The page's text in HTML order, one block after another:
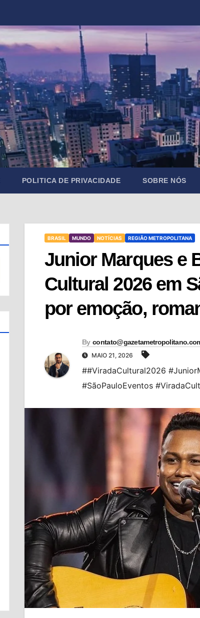
POLITICA DE PRIVACIDADE SOBRE NÓS
BRASIL MUNDO NOTÍCIAS REGIÃO METROPOLITANA
Junior Marques e
Cultural 2026 em
por emoção,
By
MAIO 21, 2026
##ViradaCultural2026
#SãoPauloEventos